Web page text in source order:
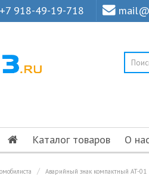
+7 918-49-19-718
Каталог товаров О
Аварийный знак компактный AT-01